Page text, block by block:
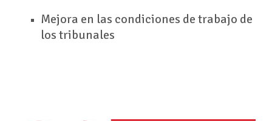
Mejora en las condiciones de trabajo de
los tribunales